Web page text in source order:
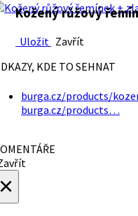
Kožený růžový
Uložit Zavřít
KDE TO SEHNAT
burga.cz/products/
burga.cz/products…